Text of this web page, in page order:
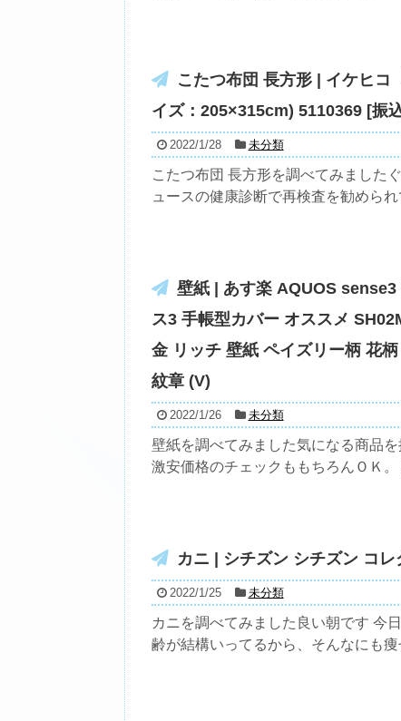
こたつ布団 長方形 | イケヒコ
イズ：205×315cm) 5110369 [振
2022/1/28 未分類
こたつ布団 長方形を調べてみました
ュースの健康診断で再検査を勧めら
壁紙 | あす楽 AQUOS
ス3 手帳型カバー オススメ
金 リッチ 壁紙 ペイズリー柄 花
紋章 (V)
2022/1/26 未分類
壁紙を調べてみました気になる商品
激安価格のチェックももちろんＯＫ
カニ | シチズン シチズン コ
2022/1/25 未分類
カニを調べてみました良い朝です 今
齢が結構いってるから、そんなにも